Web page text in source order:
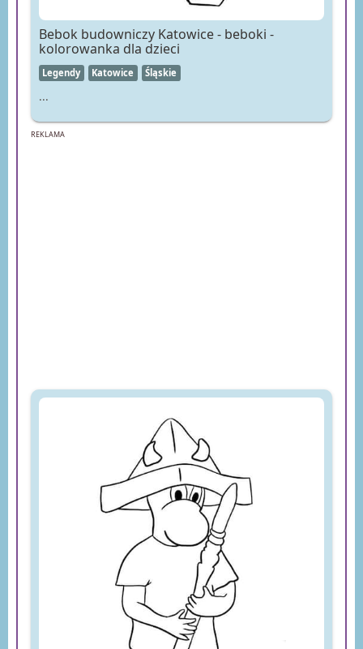
Bebok budowniczy Katowice - beboki -
kolorowanka dla dzieci
Legendy Katowice Śląskie
...
REKLAMA